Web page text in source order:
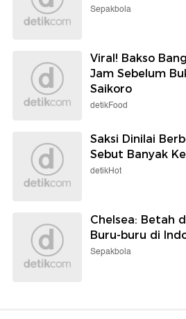
Sepakbola
Viral! Bakso
Jam Sebelum
Saikoro
detikFood
Saksi Dinilai
Sebut Banyak
detikHot
Chelsea: Betah
Buru-buru di
Sepakbola